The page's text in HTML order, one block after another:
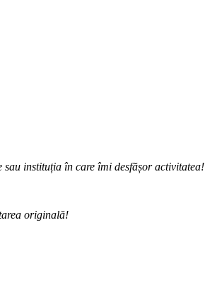
instituția în care îmi desfășor activitatea!
originală!